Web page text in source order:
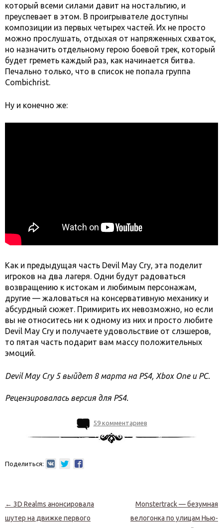
который всеми силами давит на ностальгию, и
преуспевает в этом. В проигрывателе доступны
композиции из первых четырех частей. Их не просто
можно прослушать, отдыхая от напряженных схваток,
но назначить отдельному герою боевой трек, который
будет греметь каждый раз, как начинается битва.
Печально только, что в список не попала группа
Combichrist.
Ну и конечно же:
Как и предыдущая часть Devil May Cry, эта поделит
игроков на два лагеря. Одни будут радоваться
возвращению к истокам и любимым персонажам,
другие — жаловаться на консервативную механику и
абсурдный сюжет. Примирить их невозможно, но если
вы не относитесь ни к одному из них и просто любите
Devil May Cry и получаете удовольствие от слэшеров,
то пятая часть подарит вам массу положительных
эмоций.
Devil May Cry 5 выйдет 8 марта на PS4, Xbox One и PC.
Рецензировалась версия для PS4.
59 комментариев
Поделиться:
Навигация по записям
← 3D Realms анонсировала
шутер на движке первого
Monstertrack — безумная
велогонка по улицам Нью-